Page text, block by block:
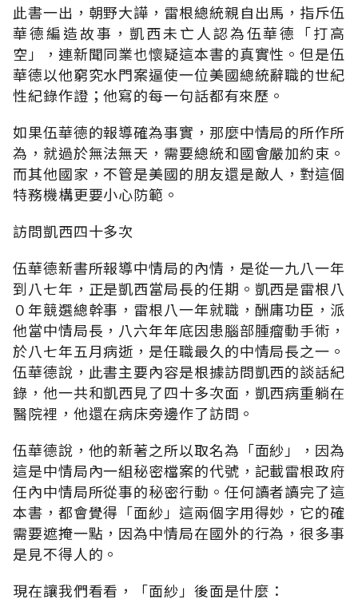
此書一出，朝野大譁，雷根總統親自出馬，指斥伍
華德編造故事，凱西未亡人認為伍華德「打高
空」，連新聞同業也懷疑這本書的真實性。但是伍
華德以他窮究水門案逼使一位美國總統辭職的世紀
性紀錄作證；他寫的每一句話都有來歷。
如果伍華德的報導確為事實，那麼中情局的所作所
為，就過於無法無天，需要總統和國會嚴加約束。
而其他國家，不管是美國的朋友還是敵人，對這個
特務機構更要小心防範。
訪問凱西四十多次
伍華德新書所報導中情局的內情，是從一九八一年
到八七年，正是凱西當局長的任期。凱西是雷根八
０年競選總幹事，雷根八一年就職，酬庸功臣，派
他當中情局長，八六年年底因患腦部腫瘤動手術，
於八七年五月病逝，是任職最久的中情局長之一。
伍華德說，此書主要內容是根據訪問凱西的談話紀
錄，他一共和凱西見了四十多次面，凱西病重躺在
醫院裡，他還在病床旁邊作了訪問。
伍華德說，他的新著之所以取名為「面紗」，因為
這是中情局內一組秘密檔案的代號，記載雷根政府
任內中情局所從事的秘密行動。任何讀者讀完了這
本書，都會覺得「面紗」這兩個字用得妙，它的確
需要遮掩一點，因為中情局在國外的行為，很多事
是見不得人的。
現在讓我們看看，「面紗」後面是什麼：